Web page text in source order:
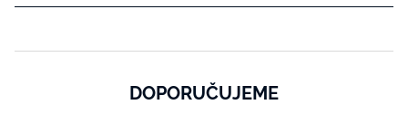
DOPORUČUJEME